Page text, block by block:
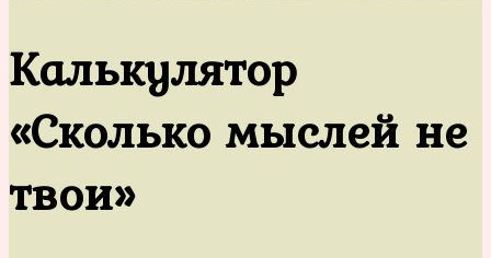
Калькулятор
«Сколько мыслей не
твои»